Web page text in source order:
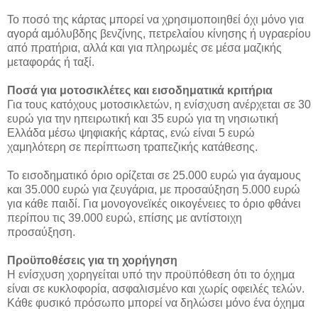
Το ποσό της κάρτας μπορεί να χρησιμοποιηθεί όχι μόνο για
αγορά αμόλυβδης βενζίνης, πετρελαίου κίνησης ή υγραερίου
από πρατήρια, αλλά και για πληρωμές σε μέσα μαζικής
μεταφοράς ή ταξί.
Ποσά για μοτοσικλέτες και εισοδηματικά κριτήρια
Για τους κατόχους μοτοσικλετών, η ενίσχυση ανέρχεται σε 30
ευρώ για την ηπειρωτική και 35 ευρώ για τη νησιωτική
Ελλάδα μέσω ψηφιακής κάρτας, ενώ είναι 5 ευρώ
χαμηλότερη σε περίπτωση τραπεζικής κατάθεσης.
Το εισοδηματικό όριο ορίζεται σε 25.000 ευρώ για άγαμους
και 35.000 ευρώ για ζευγάρια, με προσαύξηση 5.000 ευρώ
για κάθε παιδί. Για μονογονεϊκές οικογένειες το όριο φθάνει
περίπου τις 39.000 ευρώ, επίσης με αντίστοιχη
προσαύξηση.
Προϋποθέσεις για τη χορήγηση
Η ενίσχυση χορηγείται υπό την προϋπόθεση ότι το όχημα
είναι σε κυκλοφορία, ασφαλισμένο και χωρίς οφειλές τελών.
Κάθε φυσικό πρόσωπο μπορεί να δηλώσει μόνο ένα όχημα